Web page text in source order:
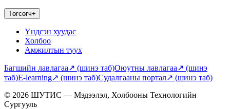
Төгсөгч+
Үндсэн хуудас
Холбоо
Амжилтын түүх
Багшийн лавлагаа↗ (шинэ таб)Оюутны лавлагаа↗ (шинэ
таб)E-learning↗ (шинэ таб)Судалгааны портал↗ (шинэ таб)
© 2026 ШУТИС — Мэдээлэл, Холбооны Технологийн
Сургууль